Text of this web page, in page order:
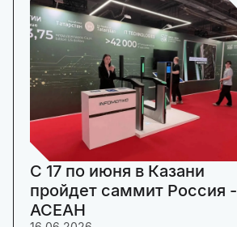
C 17 по июня в Казани
пройдет саммит Россия -
АСЕАН